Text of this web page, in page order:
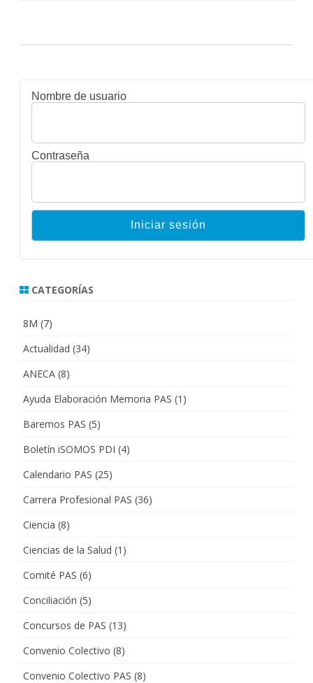
Nombre de usuario
Contraseña
CATEGORÍAS
8M (7)
Actualidad (34)
ANECA (8)
Ayuda Elaboración Memoria PAS (1)
Baremos PAS (5)
Boletín iSOMOS PDI (4)
Calendario PAS (25)
Carrera Profesional PAS (36)
Ciencia (8)
Ciencias de la Salud (1)
Comité PAS (6)
Conciliación (5)
Concursos de PAS (13)
Convenio Colectivo (8)
Convenio Colectivo PAS (8)